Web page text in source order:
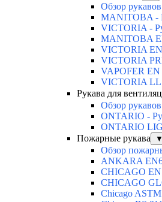
Обзор
MANITOBA -
VICTORIA -
MANITOBA
VICTORIA EN
VICTORIA
VAPOFER EN
VICTORIA LL
Рукава для
Обзор
ONTARIO -
ONTARIO
Пожарные рукава
▼
Обзор
ANKARA
CHICAGO
CHICAGO
Chicago